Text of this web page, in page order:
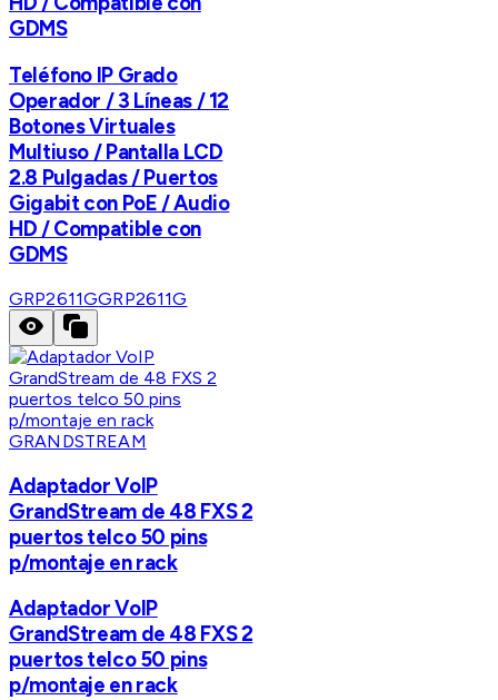
GDMS
Teléfono IP Grado
Operador / 3 Líneas / 12
Botones Virtuales
Multiuso / Pantalla LCD
2.8 Pulgadas / Puertos
Gigabit con PoE / Audio
HD / Compatible con
GDMS
GRP2611GGRP2611G
GRANDSTREAM
Adaptador VoIP
GrandStream de 48 FXS 2
puertos telco 50 pins
p/montaje en rack
Adaptador VoIP
GrandStream de 48 FXS 2
puertos telco 50 pins
p/montaje en rack